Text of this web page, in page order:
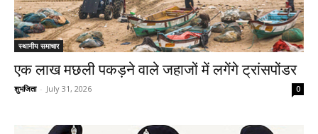
स्थानीय समाचार
एक लाख मछली पकड़ने वाले जहाजों में लगेंगे ट्रांसपोंडर
शुभजिता - July 31, 2026 0